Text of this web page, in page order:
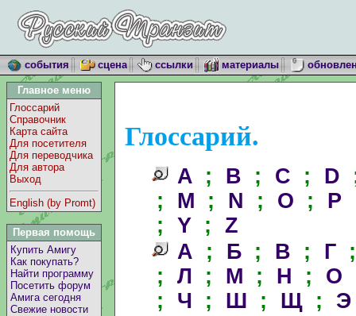
события сцена ссылки материалы
Главное меню
Глоссарий
Справочник
Карта сайта
Для посетителя
Для переводчика
Для автора
Выход
English (by Promt)
Первая помощь
Купить Амигу
Как покупать?
Найти программу
Посетить форум
Амига сегодня
Свежие новости
Глоссарий.
A ; B ; C ; D
; M ; N ; O ; P
; Y ; Z
А ; Б ; В ; Г
; Л ; М ; Н ; О
; Ч ; Ш ; Щ ; Э